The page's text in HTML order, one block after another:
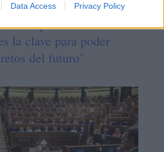
Data Access Privacy Policy
"La capacidad de
la clave para poder
del futuro"